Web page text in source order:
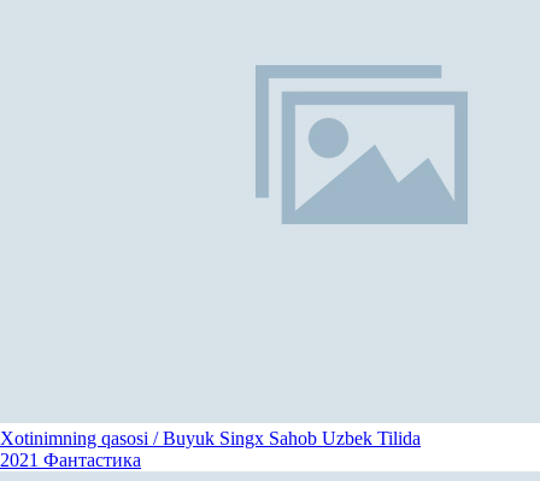
Xotinimning qasosi / Buyuk Singx Sahob Uzbek Tilida
2021 Фантастика